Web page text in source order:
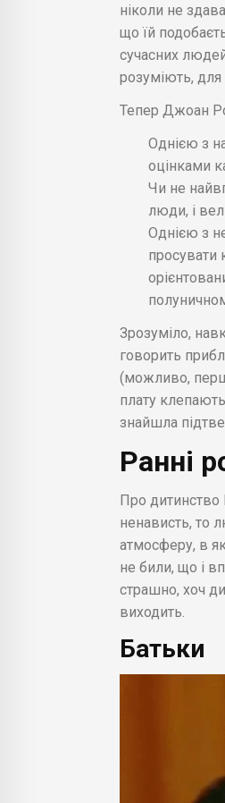
ніколи не
що їй
сучасних
розуміють, для
Тепер Джоан
Однією з
оцінками
Чи не
люди, і
Однією з
просувати
Зрозуміло,
говорить
(можливо,
плату
знайшла
Ранні
Про дитинство
ненависть, то
атмосферу, в
не били, що і
страшно, хоч
виходить.
Батьки